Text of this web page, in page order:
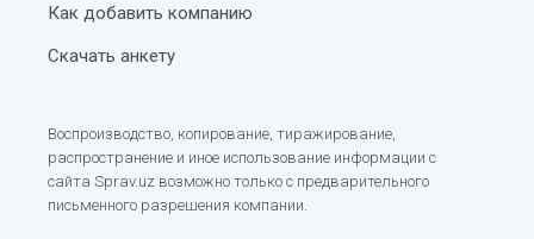
Как добавить компанию
Скачать анкету
Воспроизводство, копирование, тиражирование,
распространение и иное использование информации с
сайта Sprav.uz возможно только с предварительного
письменного разрешения компании.